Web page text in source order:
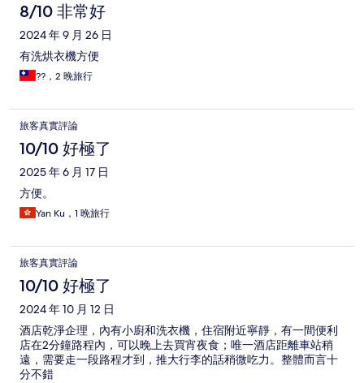
8/10 非常好
2024 年 9 月 26 日
有洗烘衣機方便
??，2 晚旅行
旅客真實評論
10/10 好極了
2025 年 6 月 17 日
方便。
Yan Ku，1 晚旅行
旅客真實評論
10/10 好極了
2024 年 10 月 12 日
酒店乾淨企理，內有小廚和洗衣機，住宿附近寧靜，有一間便利
店在2分鐘路程內，可以晚上去買宵夜食；唯一酒店距離車站稍
遠，需要走一段路程才到，推大行李的話稍微吃力。整體而言十
分不錯